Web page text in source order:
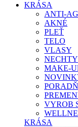
KRÁSA
ANTI-
AKNÉ
PLEŤ
TELO
VLASY
NECHTY
MAKE-
VYROB
KRÁSA